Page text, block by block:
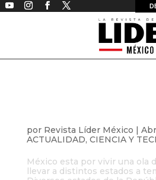
por Revista Líder México |
ACTUALIDAD, CIENCIA Y
México esta por vivir una ola
llevar a distintos estados a